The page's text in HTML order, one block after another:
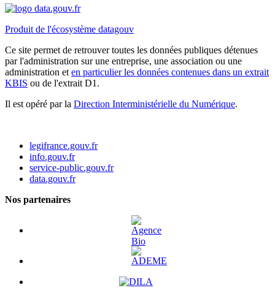
Produit de l'écosystème datagouv
Ce site permet de retrouver toutes les données publiques détenues
par l'administration sur une entreprise, une association ou une
administration et en particulier les données contenues dans un extrait
KBIS ou de l'extrait D1.
Il est opéré par la Direction Interministérielle du Numérique.
legifrance.gouv.fr
info.gouv.fr
service-public.gouv.fr
data.gouv.fr
Nos partenaires